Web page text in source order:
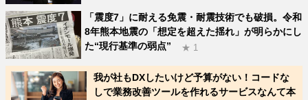
「震度7」に耐える免震・耐震技術でも破損。令和
8年熊本地震の「想定を超えた揺れ」が明らかにし
た“現行基準の弱点”
★ 1
我が社もDXしたいけど予算がない！コードな
しで業務改善ツールを作れるサービスなんて本